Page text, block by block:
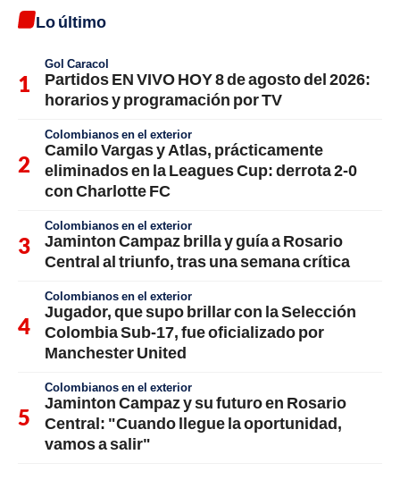
Lo último
Gol Caracol
Partidos EN VIVO HOY 8 de agosto del 2026:
horarios y programación por TV
Colombianos en el exterior
Camilo Vargas y Atlas, prácticamente
eliminados en la Leagues Cup: derrota 2-0
con Charlotte FC
Colombianos en el exterior
Jaminton Campaz brilla y guía a Rosario
Central al triunfo, tras una semana crítica
Colombianos en el exterior
Jugador, que supo brillar con la Selección
Colombia Sub-17, fue oficializado por
Manchester United
Colombianos en el exterior
Jaminton Campaz y su futuro en Rosario
Central: "Cuando llegue la oportunidad,
vamos a salir"